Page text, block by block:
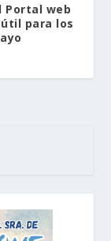
Portal web
para los